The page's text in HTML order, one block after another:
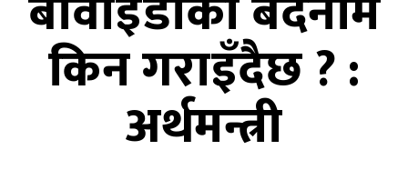
किन गराइँदैछ ? :
अर्थमन्त्री